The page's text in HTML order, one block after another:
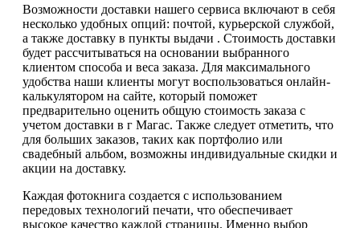
Возможности доставки нашего сервиса включают в себя
несколько удобных опций: почтой, курьерской службой,
а также доставку в пункты выдачи . Стоимость доставки
будет рассчитываться на основании выбранного
клиентом способа и веса заказа. Для максимального
удобства наши клиенты могут воспользоваться онлайн-
калькулятором на сайте, который поможет
предварительно оценить общую стоимость заказа с
учетом доставки в г Магас. Также следует отметить, что
для больших заказов, таких как портфолио или
свадебный альбом, возможны индивидуальные скидки и
акции на доставку.
Каждая фотокнига создается с использованием
передовых технологий печати, что обеспечивает
высокое качество каждой страницы. Именно выбор